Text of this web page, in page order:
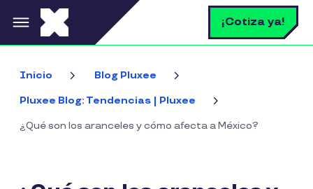
Pasar al contenido principal ¡Cotiza ya!
Inicio Blog Pluxee
Pluxee Blog: Tendencias | Pluxee
¿Qué son los aranceles y cómo afecta a México?